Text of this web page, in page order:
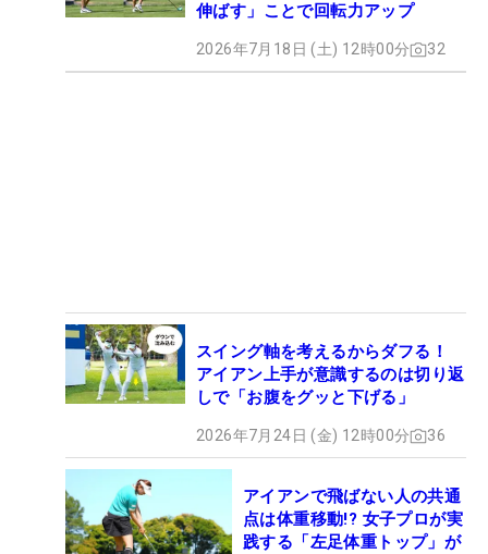
伸ばす」ことで回転力アップ
2026年7月18日 (土) 12時00分 32
スイング軸を考えるからダフる！
アイアン上手が意識するのは切り返
しで「お腹をグッと下げる」
2026年7月24日 (金) 12時00分 36
アイアンで飛ばない人の共通
点は体重移動!? 女子プロが実
践する「左足体重トップ」が